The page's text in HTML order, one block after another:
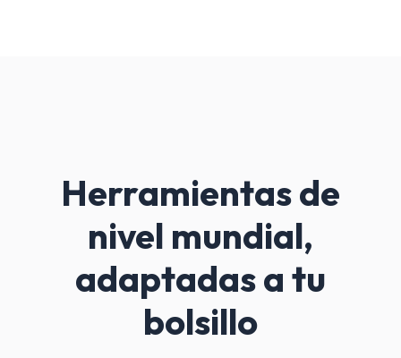
Herramientas de
nivel mundial,
adaptadas a tu
bolsillo